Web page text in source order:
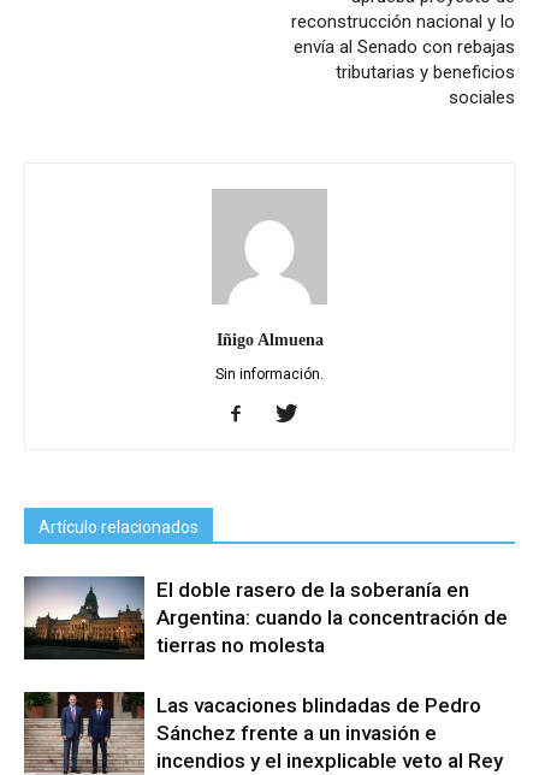
reconstrucción nacional y lo
envía al Senado con rebajas
tributarias y beneficios
sociales
Iñigo Almuena
Sin información.
Artículo relacionados
El doble rasero de la soberanía en
Argentina: cuando la concentración de
tierras no molesta
Las vacaciones blindadas de Pedro
Sánchez frente a un invasión e
incendios y el inexplicable veto al Rey